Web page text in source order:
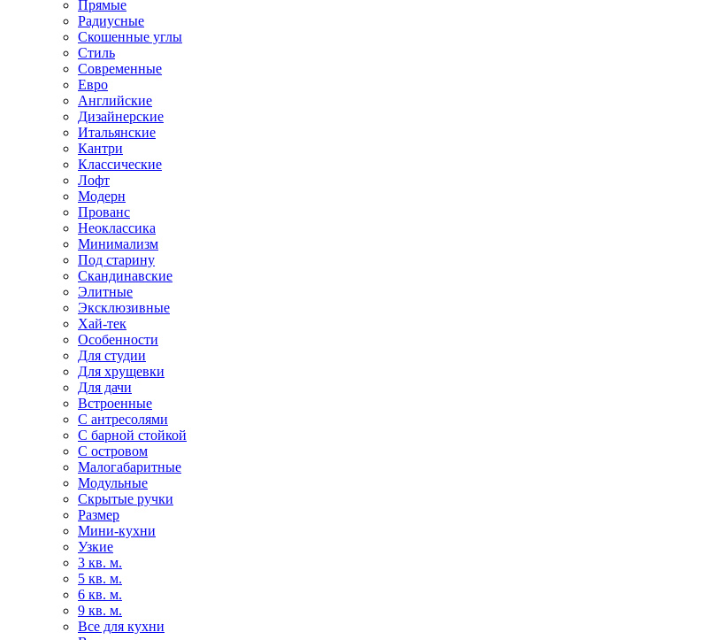
Прямые
Радиусные
Скошенные углы
Стиль
Современные
Евро
Английские
Дизайнерские
Итальянские
Кантри
Классические
Лофт
Модерн
Прованс
Неоклассика
Минимализм
Под старину
Скандинавские
Элитные
Эксклюзивные
Хай-тек
Особенности
Для студии
Для хрущевки
Для дачи
Встроенные
С антресолями
С барной стойкой
С островом
Малогабаритные
Модульные
Скрытые ручки
Размер
Мини-кухни
Узкие
3 кв. м.
5 кв. м.
6 кв. м.
9 кв. м.
Все для кухни